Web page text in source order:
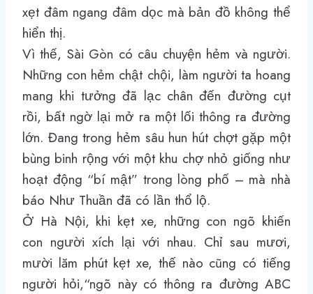
xẹt đâm ngang đâm dọc mà bản đồ không thể
hiển thị.
Vì thế, Sài Gòn có câu chuyện hẻm và người.
Những con hẻm chật chội, làm người ta hoang
mang khi tưởng đã lạc chân đến đường cụt
rồi, bất ngờ lại mở ra một lối thông ra đường
lớn. Đang trong hẻm sâu hun hút chợt gặp một
bùng binh rộng với một khu chợ nhỏ giống như
hoạt động “bí mật” trong lòng phố – mà nhà
báo Như Thuần đã có lần thổ lộ.
Ở Hà Nội, khi kẹt xe, những con ngõ khiến
con người xích lại với nhau. Chỉ sau mươi,
mười lăm phút kẹt xe, thế nào cũng có tiếng
người hỏi,“ngõ này có thông ra đường ABC